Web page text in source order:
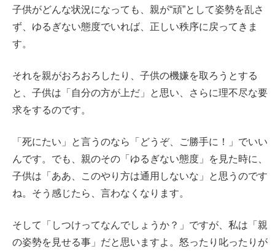
子供がどんな状況になっても、親が“頑”として姿勢を乱さ
ず、ゆるぎない態度でいれば、正しい秩序に戻ってきま
す。
それを親がおろおろしたり、子供の機嫌を取ろうとする
と、子供は「自分の方が上だ」と思い、さらに理不尽な要
求をするのです。
「死にたい」と言うのなら「どうぞ、ご勝手に！」でいい
んです。でも、親のその「ゆるぎない態度」を見た時に、
子供は「ああ、このやり方は通用しないな」と思うのです
ね。そう感じたら、言わなくなります。
そして「しつけってなんでしょうか？」ですが、私は「親
の姿勢を見せる事」だと思いますよ。怒ったり叱ったりが